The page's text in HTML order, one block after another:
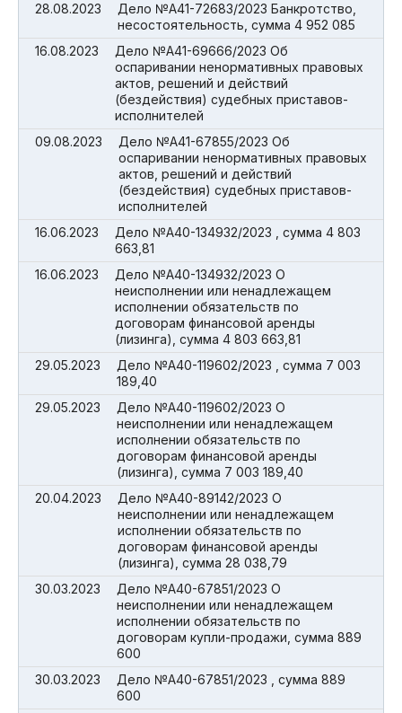
28.08.2023
Дело №А41-72683/2023 Банкротство,
несостоятельность, сумма 4 952 085
16.08.2023
Дело №А41-69666/2023 Об
оспаривании ненормативных правовых
актов, решений и действий
(бездействия) судебных приставов-
исполнителей
09.08.2023
Дело №А41-67855/2023 Об
оспаривании ненормативных правовых
актов, решений и действий
(бездействия) судебных приставов-
исполнителей
16.06.2023
Дело №А40-134932/2023 , сумма 4 803
663,81
16.06.2023
Дело №А40-134932/2023 О
неисполнении или ненадлежащем
исполнении обязательств по
договорам финансовой аренды
(лизинга), сумма 4 803 663,81
29.05.2023
Дело №А40-119602/2023 , сумма 7 003
189,40
29.05.2023
Дело №А40-119602/2023 О
неисполнении или ненадлежащем
исполнении обязательств по
договорам финансовой аренды
(лизинга), сумма 7 003 189,40
20.04.2023
Дело №А40-89142/2023 О
неисполнении или ненадлежащем
исполнении обязательств по
договорам финансовой аренды
(лизинга), сумма 28 038,79
30.03.2023
Дело №А40-67851/2023 О
неисполнении или ненадлежащем
исполнении обязательств по
договорам купли-продажи, сумма 889
600
30.03.2023
Дело №А40-67851/2023 , сумма 889
600